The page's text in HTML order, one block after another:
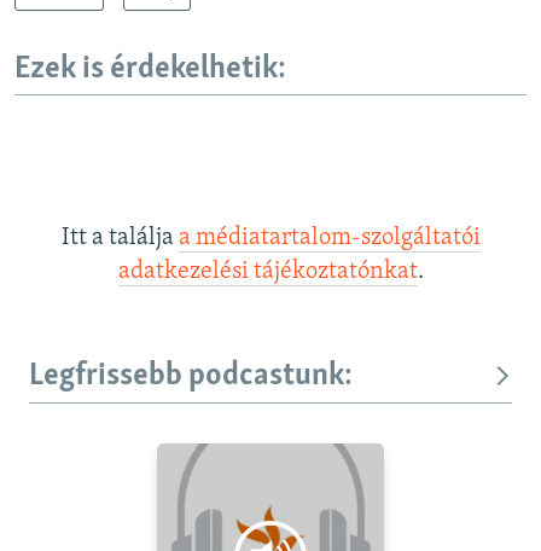
Ezek is érdekelhetik:
Itt a találja a médiatartalom-szolgáltatói
adatkezelési tájékoztatónkat.
Legfrissebb podcastunk: